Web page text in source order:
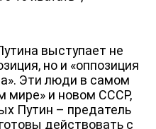
выступает не
но и «оппозиция
Эти люди в самом
мире» и новом СССР,
Путин – предатель
действовать с